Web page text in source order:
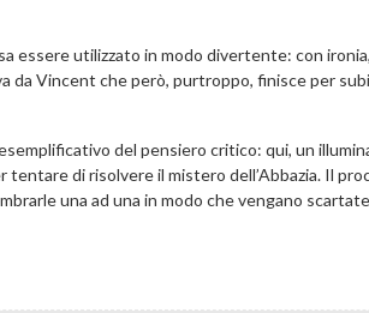
essere utilizzato in modo divertente: con
da Vincent che però, purtroppo, finisce per
del pensiero critico: qui, un
di risolvere il mistero dell’Abbazia. Il
una ad una in modo che vengano